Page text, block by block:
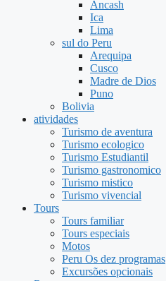
Ancash
Ica
Lima
sul do Peru
Arequipa
Cusco
Madre de Dios
Puno
Bolivia
atividades
Turismo de aventura
Turismo ecologico
Turismo Estudiantil
Turismo gastronomico
Turismo mistico
Turismo vivencial
Tours
Tours familiar
Tours especiais
Motos
Peru Os dez programas
Excursões opcionais